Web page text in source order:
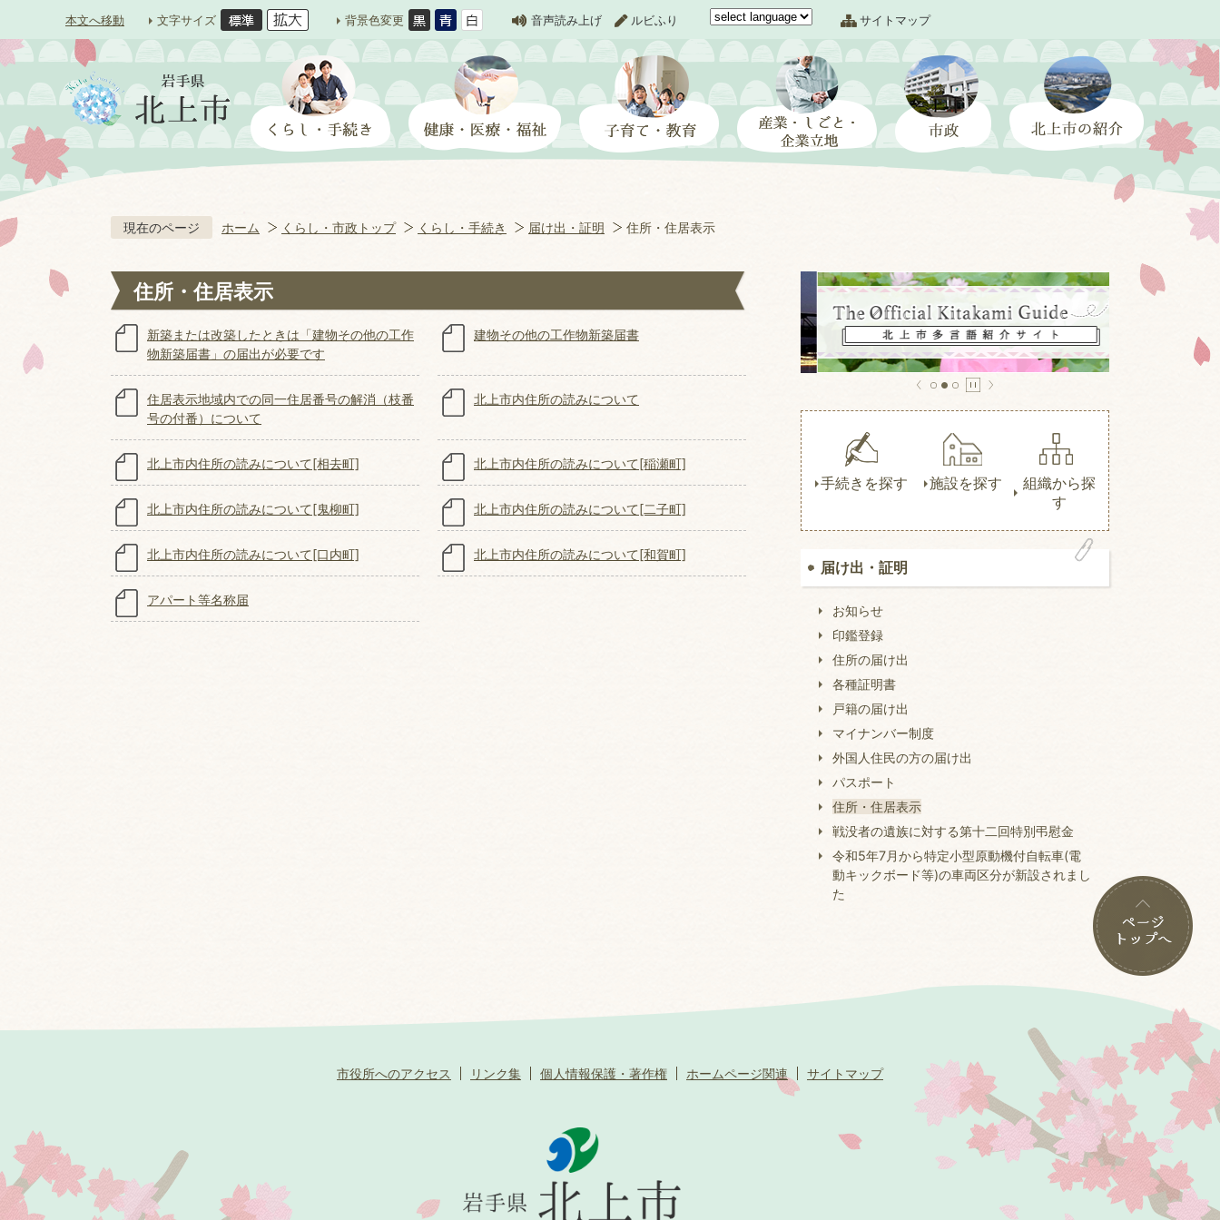
本文へ移動 文字サイズ 背景色変更 音声読み上げ ルビふり サイトマップ
現在のページ ホーム くらし・市政トップ くらし・手続き 届け出・証明 住所・住居表示
住所・住居表示
新築または改築したときは「建物その他の工作
物新築届書」の届出が必要です
建物その他の工作物新築届書
住居表示地域内での同一住居番号の解消（枝番
号の付番）について
北上市内住所の読みについて
北上市内住所の読みについて[相去町] 北上市内住所の読みについて[稲瀬町]
北上市内住所の読みについて[鬼柳町] 北上市内住所の読みについて[二子町]
北上市内住所の読みについて[口内町] 北上市内住所の読みについて[和賀町]
アパート等名称届
手続きを探す 施設を探す
組織から探
す
届け出・証明
お知らせ
印鑑登録
住所の届け出
各種証明書
戸籍の届け出
マイナンバー制度
外国人住民の方の届け出
パスポート
住所・住居表示
戦没者の遺族に対する第十二回特別弔慰金
令和5年7月から特定小型原動機付自転車(電
動キックボード等)の車両区分が新設されまし
た
市役所へのアクセス リンク集 個人情報保護・著作権 ホームページ関連 サイトマップ